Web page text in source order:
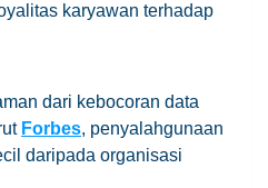
karyawan terhadap
dari kebocoran data
Forbes, penyalahgunaan
daripada organisasi